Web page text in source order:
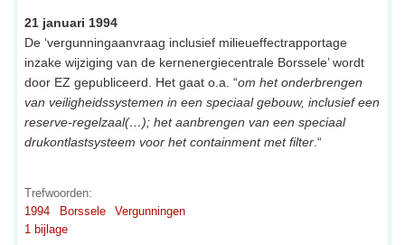
21 januari 1994
De ‘vergunningaanvraag inclusief milieueffectrapportage
inzake wijziging van de kernenergiecentrale Borssele’ wordt
door EZ gepubliceerd. Het gaat o.a. “om het onderbrengen
van veiligheidssystemen in een speciaal gebouw, inclusief een
reserve-regelzaal(…); het aanbrengen van een speciaal
drukontlastsysteem voor het containment met filter .“
Trefwoorden:
1994
Borssele
Vergunningen
1 bijlage